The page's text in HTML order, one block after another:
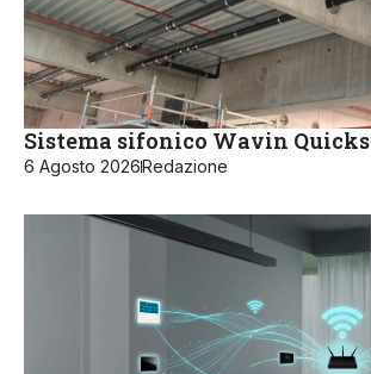
Sistema sifonico Wavin
6 Agosto 2026Redazione